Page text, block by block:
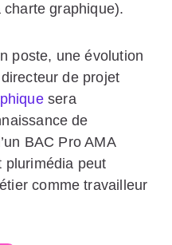
graphique).
poste, une évolution
de projet
sera
de
BAC Pro AMA
plurimédia peut
comme travailleur